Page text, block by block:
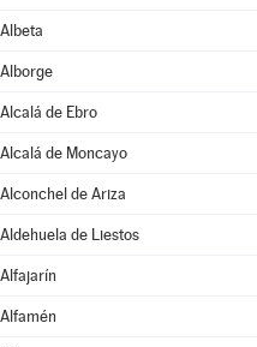
Albeta
Alborge
Alcalá de Ebro
Alcalá de Moncayo
Alconchel de Ariza
Aldehuela de Liestos
Alfajarín
Alfamén